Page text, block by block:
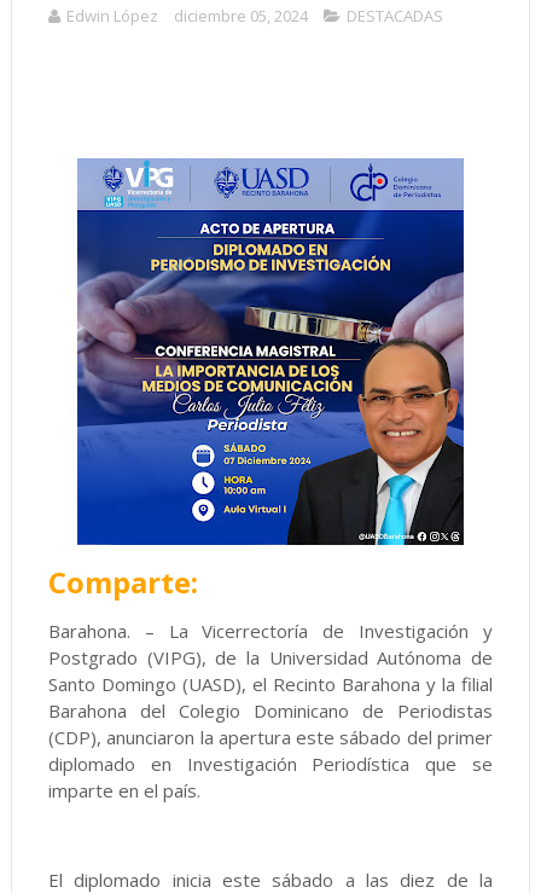
Edwin López diciembre 05, 2024 DESTACADAS
Comparte:
Barahona. – La Vicerrectoría de Investigación y
Postgrado (VIPG), de la Universidad Autónoma de
Santo Domingo (UASD), el Recinto Barahona y la filial
Barahona del Colegio Dominicano de Periodistas
(CDP), anunciaron la apertura este sábado del primer
diplomado en Investigación Periodística que se
imparte en el país.
El diplomado inicia este sábado a las diez de la